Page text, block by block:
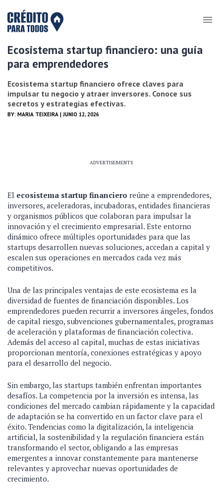
Ecosistema startup financiero: una guía
para emprendedores
Ecosistema startup financiero ofrece claves para
impulsar tu negocio y atraer inversores. Conoce sus
secretos y estrategias efectivas.
BY: MARIA TEIXEIRA | JUNIO 12, 2026
ADVERTISEMENTS
El ecosistema startup financiero reúne a emprendedores,
inversores, aceleradoras, incubadoras, entidades financieras
y organismos públicos que colaboran para impulsar la
innovación y el crecimiento empresarial. Este entorno
dinámico ofrece múltiples oportunidades para que las
startups desarrollen nuevas soluciones, accedan a capital y
escalen sus operaciones en mercados cada vez más
competitivos.
Una de las principales ventajas de este ecosistema es la
diversidad de fuentes de financiación disponibles. Los
emprendedores pueden recurrir a inversores ángeles, fondos
de capital riesgo, subvenciones gubernamentales, programas
de aceleración y plataformas de financiación colectiva.
Además del acceso al capital, muchas de estas iniciativas
proporcionan mentoría, conexiones estratégicas y apoyo
para el desarrollo del negocio.
Sin embargo, las startups también enfrentan importantes
desafíos. La competencia por la inversión es intensa, las
condiciones del mercado cambian rápidamente y la capacidad
de adaptación se ha convertido en un factor clave para el
éxito. Tendencias como la digitalización, la inteligencia
artificial, la sostenibilidad y la regulación financiera están
transformando el sector, obligando a las empresas
emergentes a innovar constantemente para mantenerse
relevantes y aprovechar nuevas oportunidades de
crecimiento.